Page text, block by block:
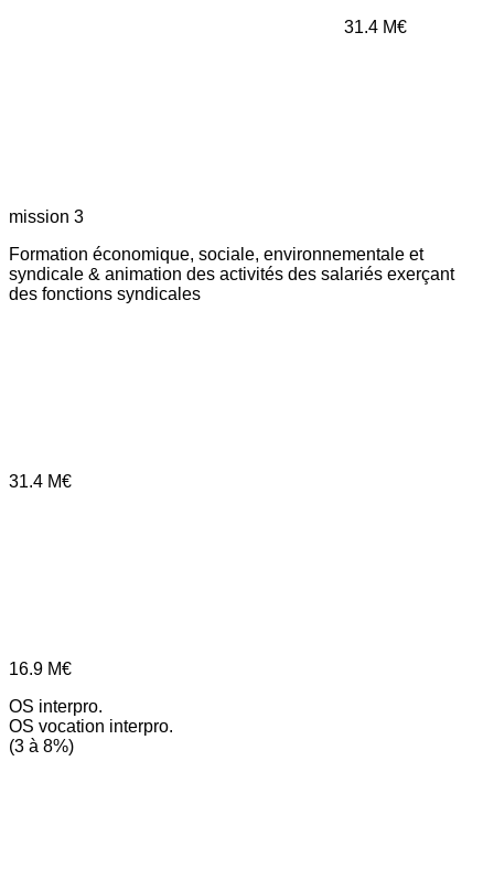
31.4 M€
mission 3
Formation économique, sociale, environnementale et
syndicale & animation des activités des salariés exerçant
des fonctions syndicales
31.4 M€
16.9 M€
OS interpro.
OS vocation interpro.
(3 à 8%)